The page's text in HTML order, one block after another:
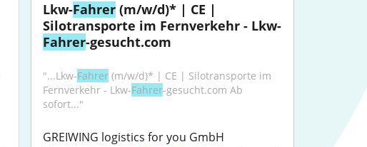
Lkw-Fahrer (m/w/d)* | CE |
Silotransporte im Fernverkehr - Lkw-
Fahrer-gesucht.com
"...Lkw-Fahrer (m/w/d)* | CE | Silotransporte im
Fernverkehr - Lkw-Fahrer-gesucht.com Ab
sofort..."
GREIWING logistics for you GmbH